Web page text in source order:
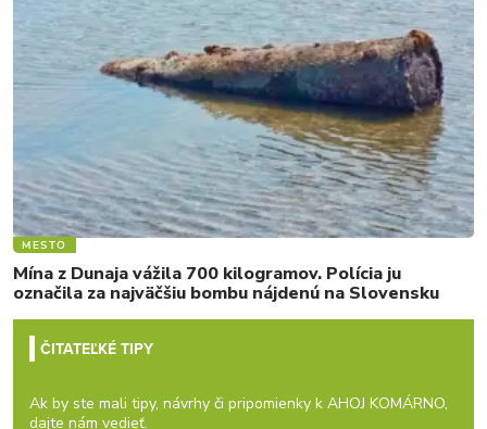
MESTO
Mína z Dunaja vážila 700 kilogramov. Polícia ju
označila za najväčšiu bombu nájdenú na Slovensku
ČITATEĽKÉ TIPY
Ak by ste mali tipy, návrhy či pripomienky k AHOJ KOMÁRNO,
dajte nám vedieť.